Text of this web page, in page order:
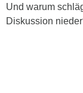
Und warum
Diskussion